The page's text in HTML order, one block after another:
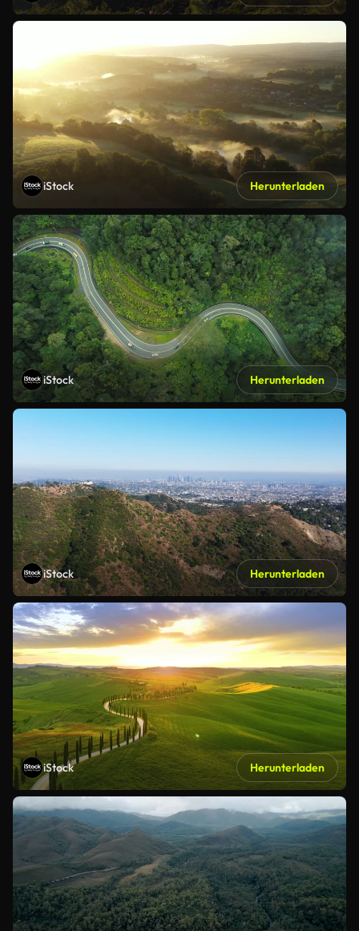
iStock Herunterladen
iStock Herunterladen
iStock Herunterladen
iStock Herunterladen